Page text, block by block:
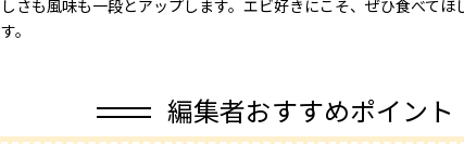
しさも風味も一段とアップします。エビ好きにこそ、ぜひ食べてほ
す。
編集者おすすめポイント